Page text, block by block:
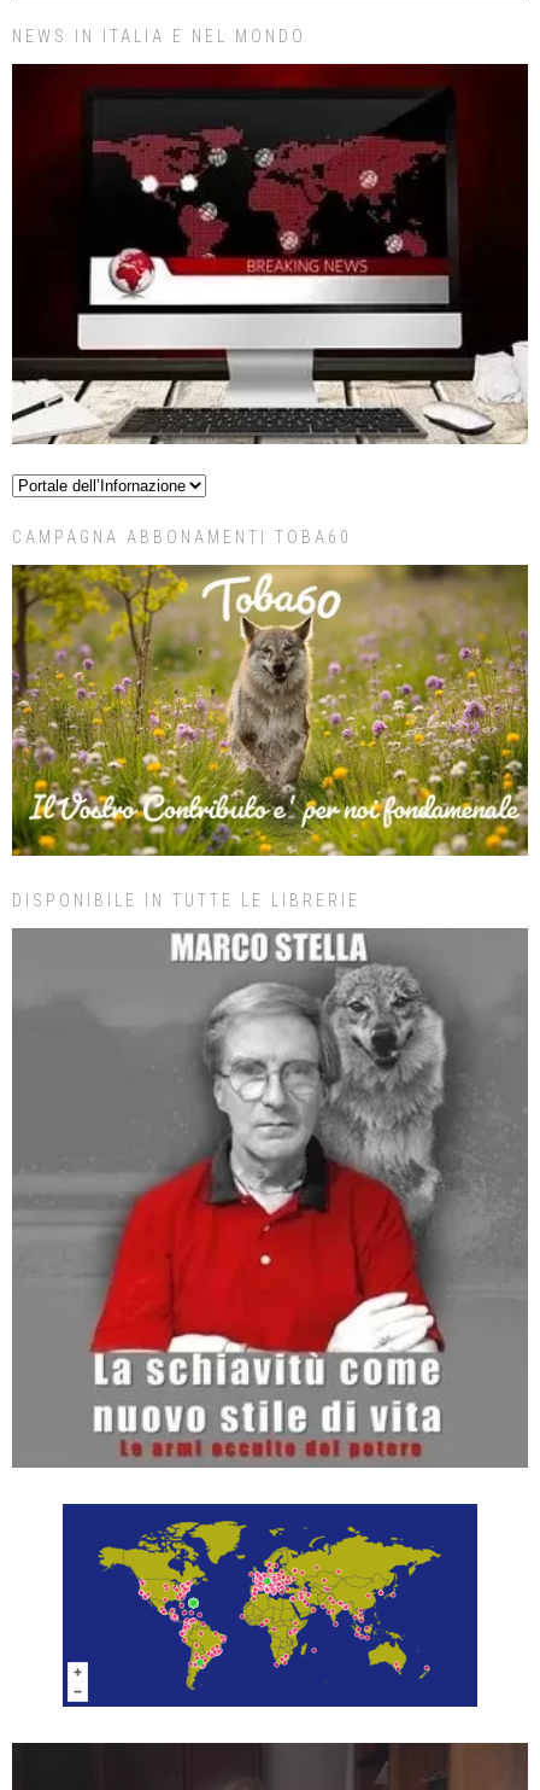
NEWS IN ITALIA E NEL MONDO
CAMPAGNA ABBONAMENTI TOBA60
DISPONIBILE IN TUTTE LE LIBRERIE